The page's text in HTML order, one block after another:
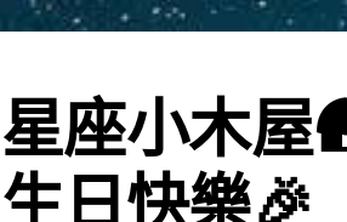
星座小木屋
生日快樂🎉